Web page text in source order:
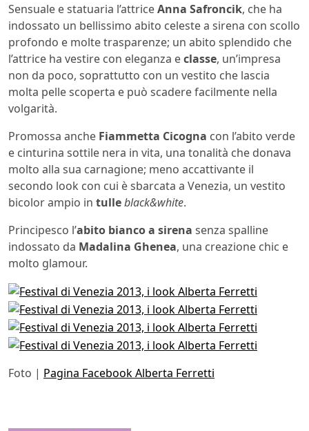
Sensuale e statuaria l’attriceAnna Safroncik, che ha
indossato un bellissimo abito celeste a sirena con scollo
profondo e molte trasparenze; un abito splendido che
l’attrice ha vestire con eleganza eclasse, un’impresa
non da poco, soprattutto con un vestito che lascia
molta pelle scoperta e può scadere facilmente nella
volgarità.
Promossa anche Fiammetta Cicogna con l’abito verde
e cinturina sottile nera in vita, una tonalità che donava
molto alla sua carnagione; meno accattivante il
secondo look con cui è sbarcata a Venezia, un vestito
bicolor ampio in tulleblack&white.
Principesco l’abito bianco a sirena senza spalline
indossato da Madalina Ghenea, una creazione chic e
molto glamour.
Foto | Pagina Facebook Alberta Ferretti